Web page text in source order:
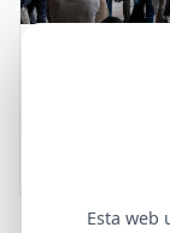
ÉXITO EN
TURÍSTIC
19 de marzo de
Esta web